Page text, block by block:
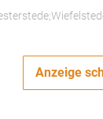
Anzeige